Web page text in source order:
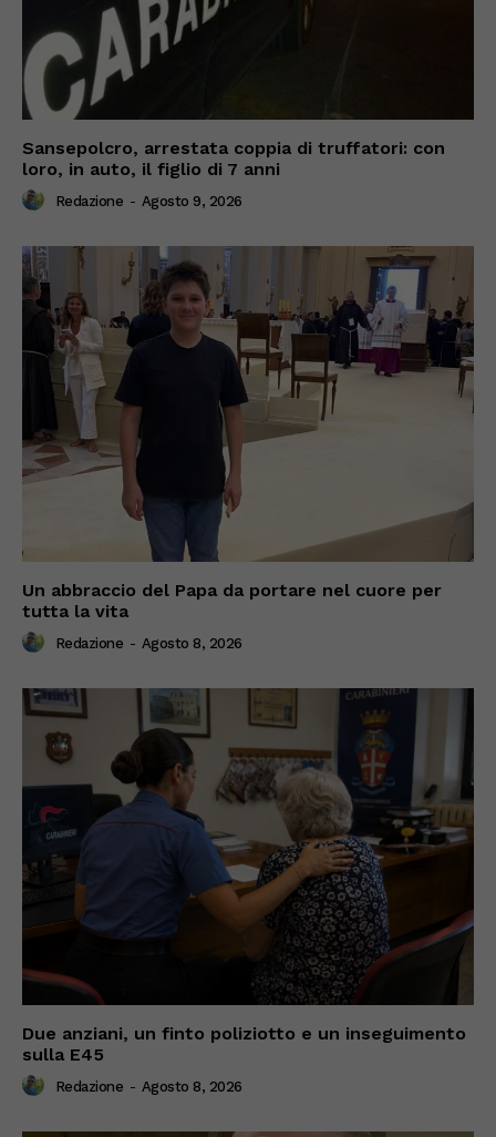
Sansepolcro, arrestata coppia di truffatori: con
loro, in auto, il figlio di 7 anni
Redazione - Agosto 9, 2026
Un abbraccio del Papa da portare nel cuore per
tutta la vita
Redazione - Agosto 8, 2026
Due anziani, un finto poliziotto e un inseguimento
sulla E45
Redazione - Agosto 8, 2026